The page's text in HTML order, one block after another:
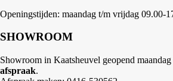
Openingstijden: maandag t/m vrijdag 09.00-
SHOWROOM
Showroom in Kaatsheuvel geopend
afspraak.